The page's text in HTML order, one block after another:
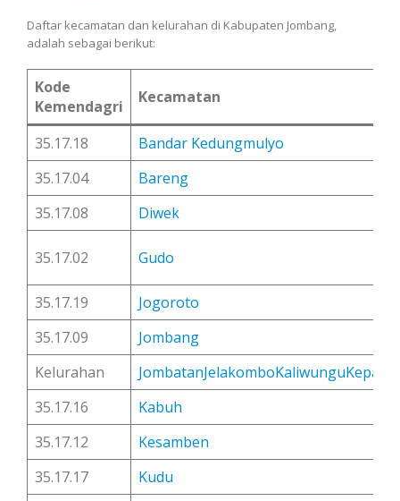
Daftar kecamatan dan kelurahan di Kabupaten Jombang,
adalah sebagai berikut:
Kode
Kemendagri
Kecamatan
35.17.18
Bandar Kedungmulyo
35.17.04
Bareng
35.17.08
Diwek
35.17.02 Gudo
35.17.19
Jogoroto
35.17.09
Jombang
Kelurahan
JombatanJelakomboKaliwungu
35.17.16
Kabuh
35.17.12
Kesamben
35.17.17
Kudu